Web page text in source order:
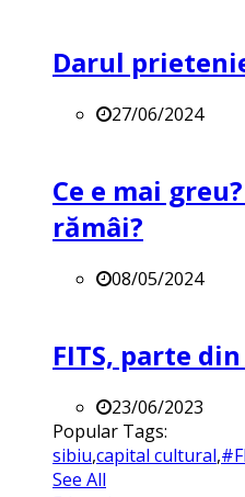
Darul
27/06/2024
Ce e mai
rămâi?
08/05/2024
FITS, parte
23/06/2023
Popular Tags:
sibiu,capital cultural,
See All